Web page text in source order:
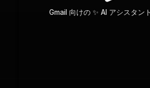
Gmail 向けの ✨ AI アシスタン